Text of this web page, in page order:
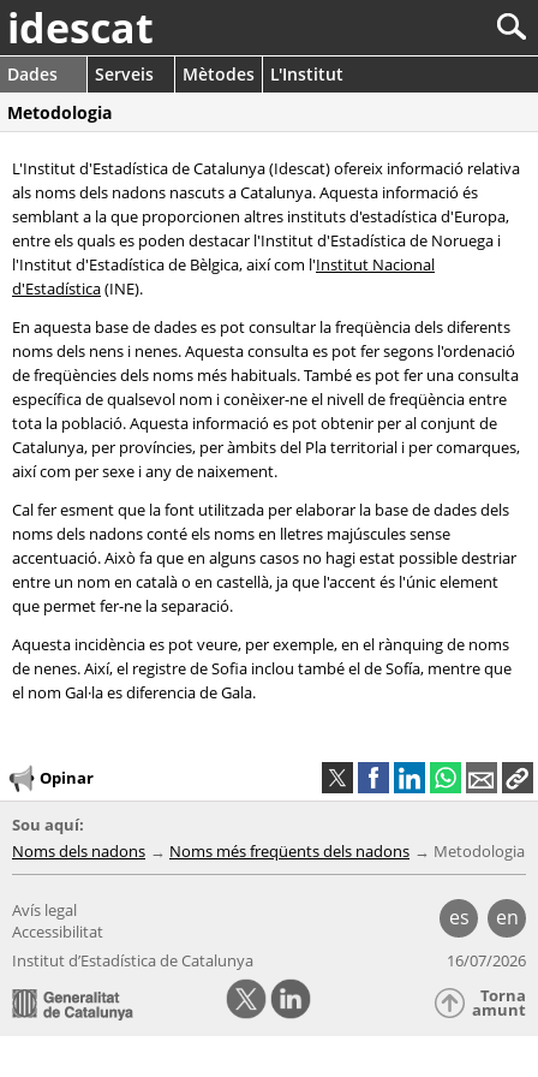
idescat
Dades Serveis Mètodes
L'Institut
Metodologia
L'Institut d'Estadística de Catalunya (Idescat) ofereix informació relativa
als noms dels nadons nascuts a Catalunya. Aquesta informació és
semblant a la que proporcionen altres instituts d'estadística d'Europa,
entre els quals es poden destacar l'Institut d'Estadística de Noruega i
l'Institut d'Estadística de Bèlgica, així com l'Institut Nacional
d'Estadística(INE).
En aquesta base de dades es pot consultar la freqüència dels diferents
noms dels nens i nenes. Aquesta consulta es pot fer segons l'ordenació
de freqüències dels noms més habituals. També es pot fer una consulta
específica de qualsevol nom i conèixer-ne el nivell de freqüència entre
tota la població. Aquesta informació es pot obtenir per al conjunt de
Catalunya, per províncies, per àmbits del Pla territorial i per comarques,
així com per sexe i any de naixement.
Cal fer esment que la font utilitzada per elaborar la base de dades dels
noms dels nadons conté els noms en lletres majúscules sense
accentuació. Això fa que en alguns casos no hagi estat possible destriar
entre un nom en català o en castellà, ja que l'accent és l'únic element
que permet fer-ne la separació.
Aquesta incidència es pot veure, per exemple, en el rànquing de noms
de nenes. Així, el registre de Sofia inclou també el de Sofía, mentre que
el nom Gal·la es diferencia de Gala.
Opinar
Sou aquí:
Noms dels nadons
Noms més freqüents dels nadons Metodologia
es en
Avís legal
Accessibilitat
Institut d’Estadística de Catalunya
16/07/2026
Torna
amunt